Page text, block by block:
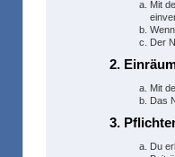
Mit
Der
2.
Mit
Das
3.
Du